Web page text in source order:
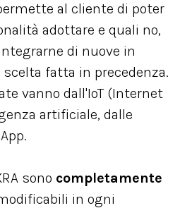
al cliente di poter
adottare e quali no,
di nuove in
fatta in precedenza.
vanno dall'IoT (Internet
artificiale, dalle
sono completamente
in ogni